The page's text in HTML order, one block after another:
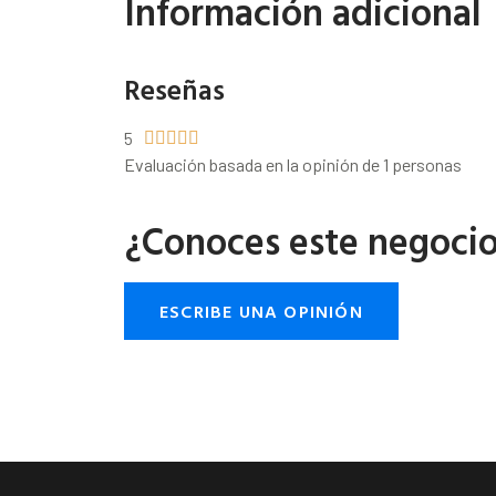
Información adicional
Reseñas
5     
Evaluación basada en la opinión de 1 personas
¿Conoces este
ESCRIBE UNA OPINIÓN